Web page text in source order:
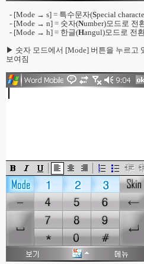
- [Mode → s] = 특수문자(Special
- [Mode → n] = 숫자(Number)모드로 전
- [Mode → h] = 한글(Hangul)모드로 전
▶ 숫자 모드에서 [Mode] 버튼을 누르고
보여짐